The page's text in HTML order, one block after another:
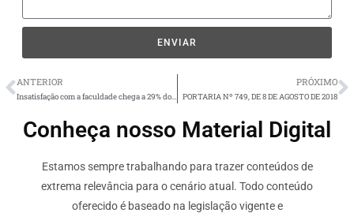
ENVIAR
ANTERIOR
Insatisfação com a faculdade chega a 29% dos estudantes
PRÓXIMO
PORTARIA Nº 749, DE 8 DE AGOSTO DE 2018
Conheça nosso Material Digital
Estamos sempre trabalhando para trazer conteúdos de
extrema relevância para o cenário atual. Todo conteúdo
oferecido é baseado na legislação vigente e